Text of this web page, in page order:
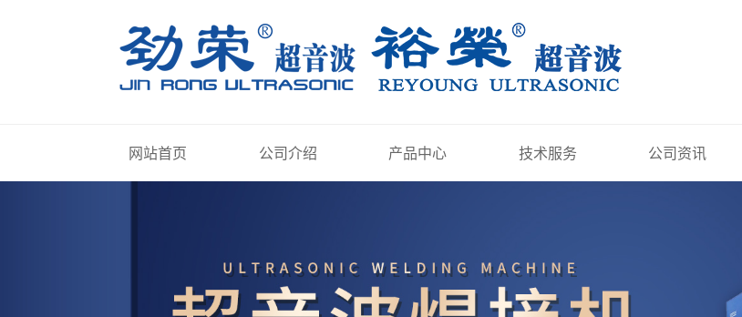
网站首页 公司介绍 产品中心 技术服务 公司资讯